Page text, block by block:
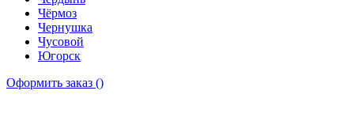
Чёрмоз
Чернушка
Чусовой
Югорск
Оформить заказ ()